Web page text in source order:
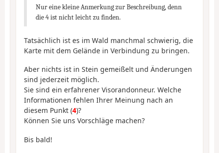
Nur eine kleine Anmerkung zur Beschreibung, denn
die 4 ist nicht leicht zu finden.
Tatsächlich ist es im Wald manchmal schwierig, die
Karte mit dem Gelände in Verbindung zu bringen.
Aber nichts ist in Stein gemeißelt und Änderungen
sind jederzeit möglich.
Sie sind ein erfahrener Visorandonneur. Welche
Informationen fehlen Ihrer Meinung nach an
diesem Punkt (4)?
Können Sie uns Vorschläge machen?
Bis bald!